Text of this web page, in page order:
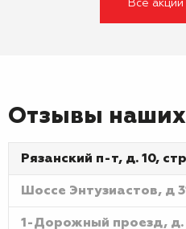
Все акции
Отзывы наших
Рязанский п-т, д. 10,
Шоссе Энтузиастов, д
1-Дорожный проезд, д.